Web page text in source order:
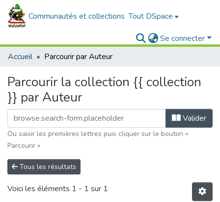
Communautés et collections Tout DSpace
Se connecter
Accueil
Parcourir par Auteur
Parcourir la collection {{ collection
}} par Auteur
Valider
Ou saisir les premières lettres puis cliquer sur le bouton «
Parcourir »
Tous les résultats
Voici les éléments 1 - 1 sur 1